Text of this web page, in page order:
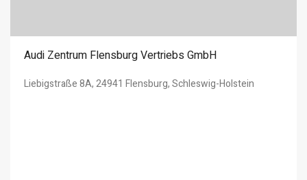
Audi Zentrum Flensburg Vertriebs GmbH
Liebigstraße 8A, 24941 Flensburg, Schleswig-Holstein